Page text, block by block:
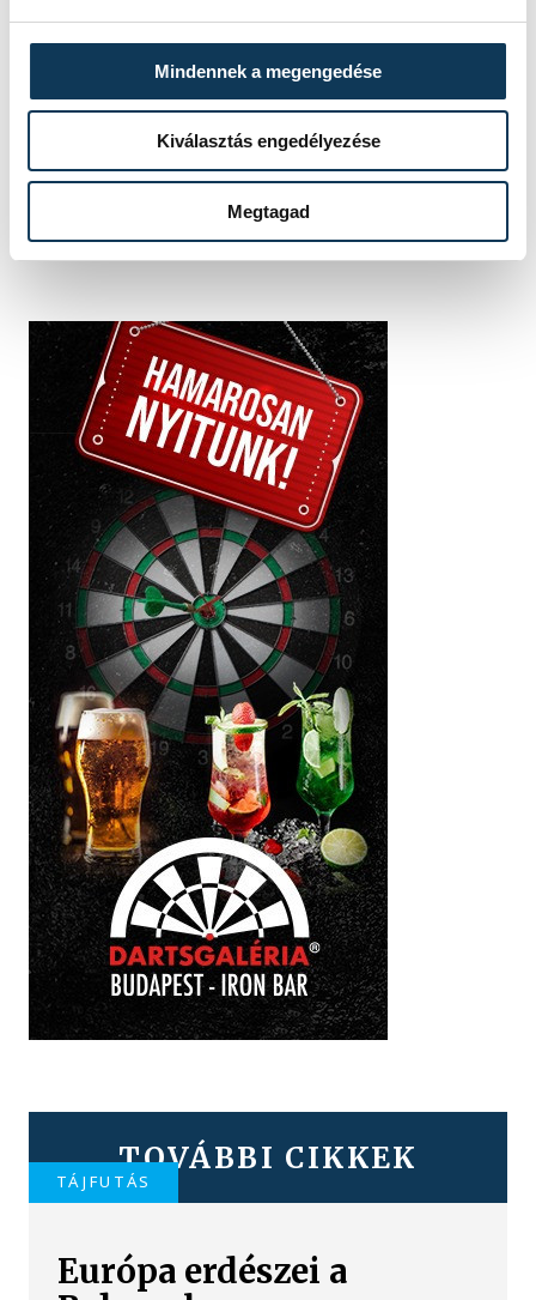
Mindennek a megengedése
Kiválasztás engedélyezése
Megtagad
SZERZŐ
vehir.hu
TOVÁBBI CIKKEK
TÁJFUTÁS
Európa erdészei a